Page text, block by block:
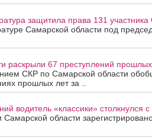
защитила права 131
Самарской области под
раскрыли 67 преступлений прошлых
СКР по Самарской области
прошлых лет за ..
водитель «классики» столкнулся
Самарской области